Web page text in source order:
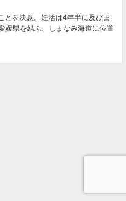
とを決意。妊活は4年半に及びま
媛県を結ぶ、しまなみ海道に位置